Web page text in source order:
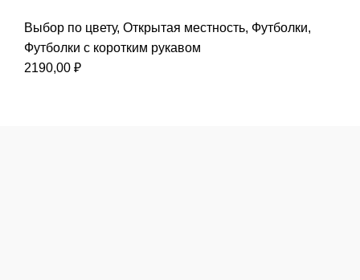
Выбор по цвету, Открытая местность, Футболки,
Футболки с коротким рукавом
2190,00 ₽